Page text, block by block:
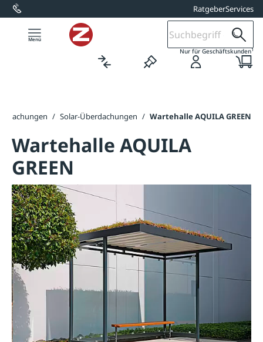
springen RatgeberServices
Nur für Geschäftskunden1
/ Solar-Überdachungen / Wartehalle AQUILA GREEN
Wartehalle AQUILA
GREEN